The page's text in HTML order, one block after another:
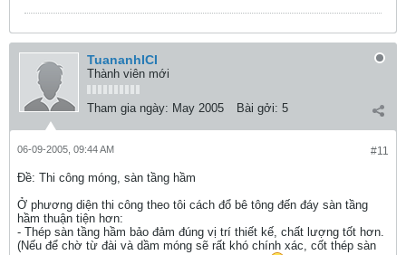
TuananhICI
Thành viên mới
Tham gia ngày: May 2005 Bài gởi: 5
#11
06-09-2005, 09:44 AM
Ðề: Thi công móng, sàn tầng hầm
Ở phương diện thi công theo tôi cách đổ bê tông đến đáy sàn tầng
hầm thuận tiện hơn:
- Thép sàn tầng hầm bảo đảm đúng vị trí thiết kế, chất lượng tốt hơn.
(Nếu để chờ từ đài và dầm móng sẽ rất khó chính xác, cốt thép sàn